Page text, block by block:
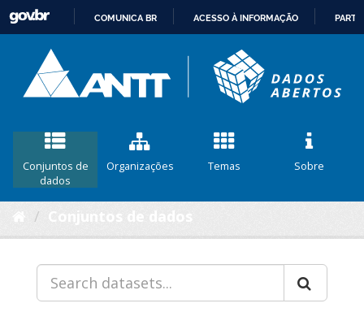
CONTEÚDO
COMUNICA BR ACESSO À INFORMAÇÃO
Conjuntos de
dados
Organizações Temas Sobre